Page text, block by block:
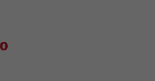
się na podstawie Twojej dobrowolnej